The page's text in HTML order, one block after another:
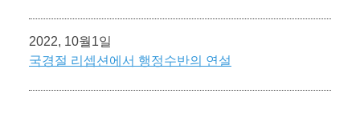
2022, 10월1일
국경절 리셉션에서 행정수반의 연설